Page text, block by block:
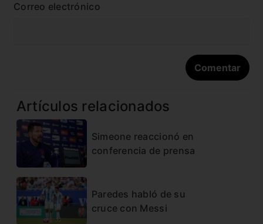
Correo electrónico
Artículos relacionados
Simeone reaccionó en
conferencia de prensa
Paredes habló de su
cruce con Messi